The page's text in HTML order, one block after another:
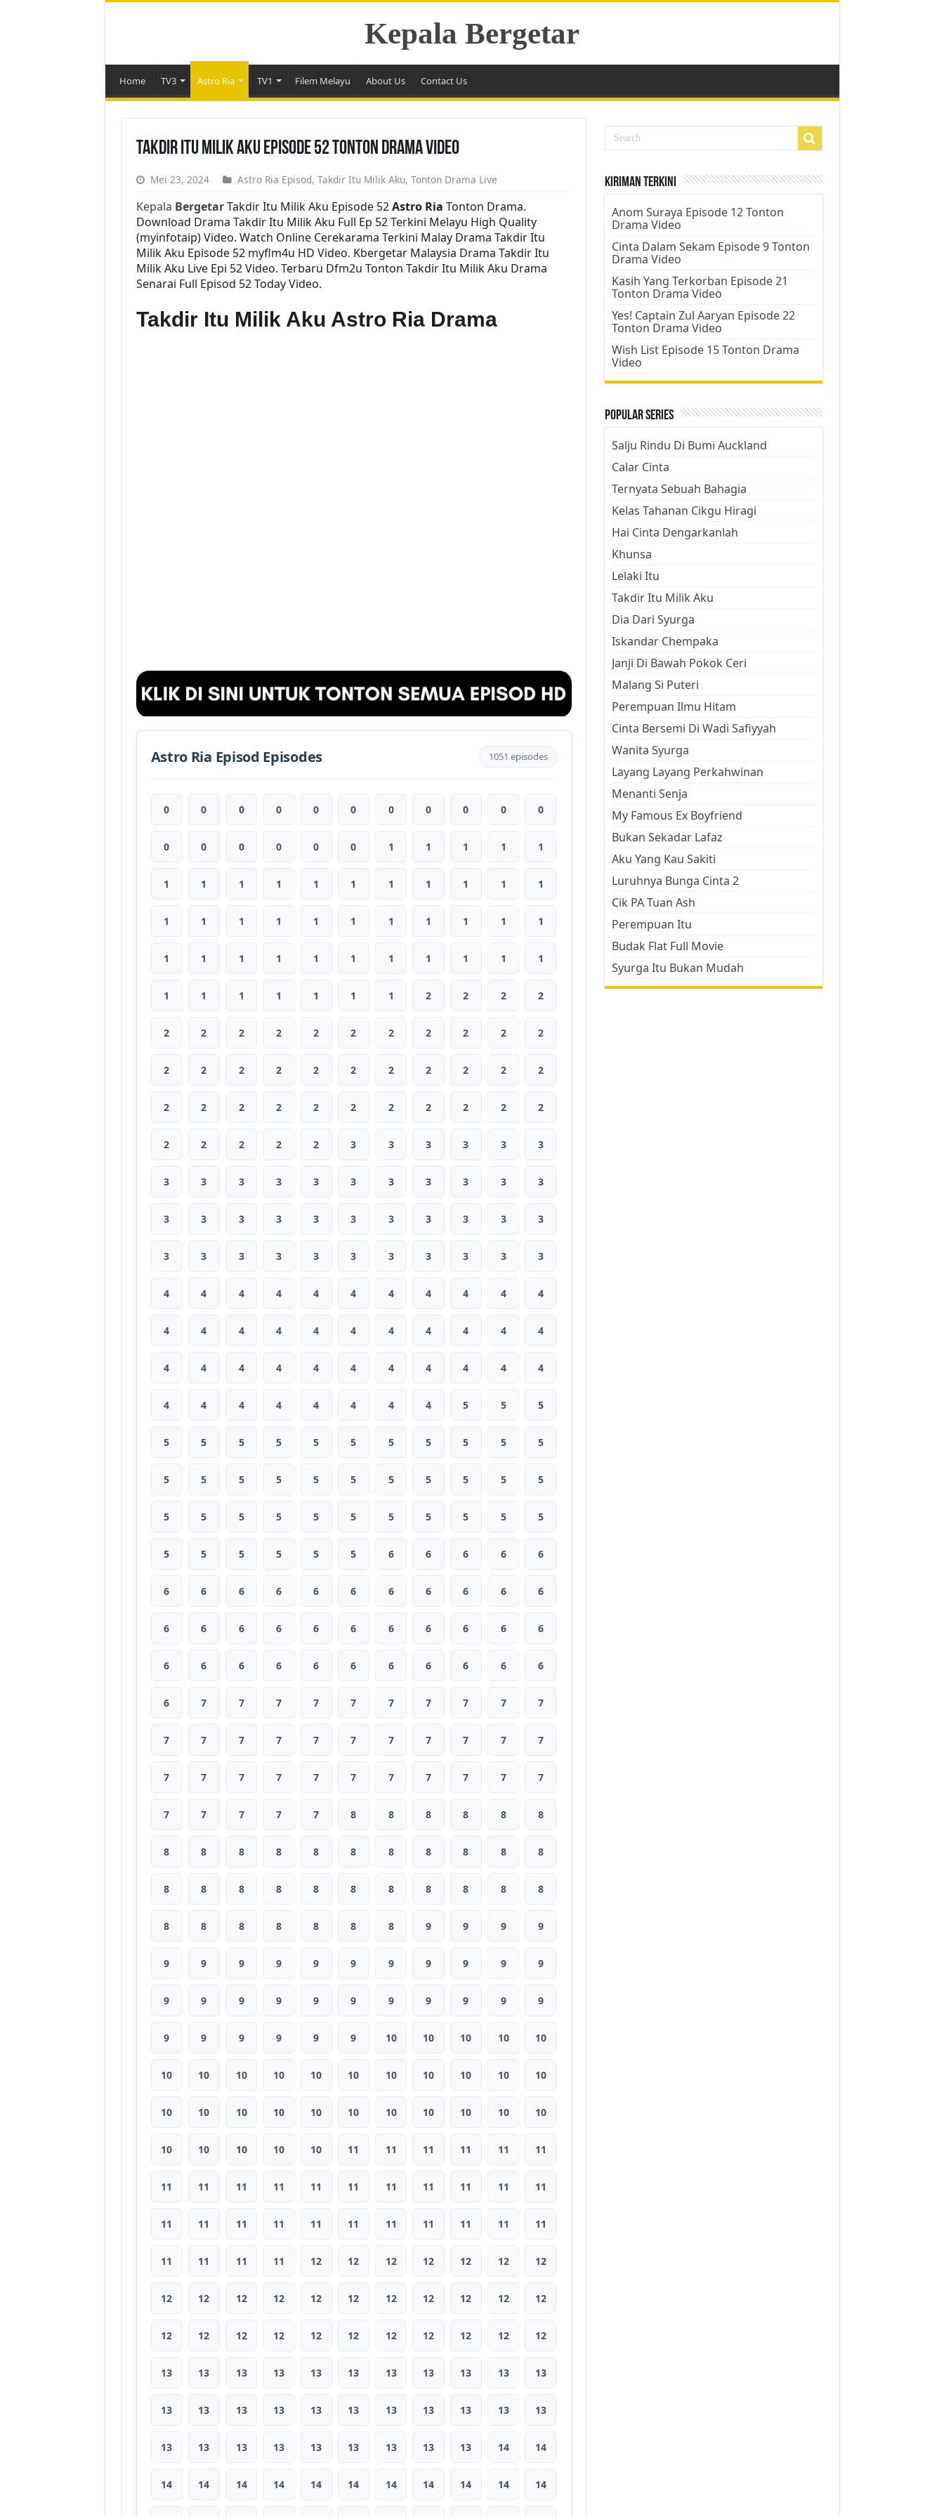
Kepala Bergetar
Home TV3 Astro Ria TV1 Filem Melayu About Us Contact Us
Takdir Itu Milik Aku Episode 52 Tonton Drama Video
Mei 23, 2024 Astro Ria Episod, Takdir Itu Milik Aku, Tonton Drama Live
Kepala BergetarTakdir Itu Milik Aku Episode 52Astro Ria Tonton Drama.
Download Drama Takdir Itu Milik Aku Full Ep 52 Terkini Melayu High Quality
(myinfotaip) Video. Watch Online Cerekarama Terkini Malay Drama Takdir Itu
Milik Aku Episode 52 myflm4u HD Video. Kbergetar Malaysia Drama Takdir Itu
Milik Aku Live Epi 52 Video. Terbaru Dfm2u Tonton Takdir Itu Milik Aku Drama
Senarai Full Episod 52 Today Video.
Takdir Itu Milik Aku Astro Ria Drama
Astro Ria Episod Episodes 1051 episodes
0 0 0 0 0 0 0 0 0 0 0
0 0 0 0 0 0 1 1 1 1 1
1 1 1 1 1 1 1 1 1 1 1
1 1 1 1 1 1 1 1 1 1 1
1 1 1 1 1 1 1 1 1 1 1
1 1 1 1 1 1 1 2 2 2 2
2 2 2 2 2 2 2 2 2 2 2
2 2 2 2 2 2 2 2 2 2 2
2 2 2 2 2 2 2 2 2 2 2
2 2 2 2 2 3 3 3 3 3 3
3 3 3 3 3 3 3 3 3 3 3
3 3 3 3 3 3 3 3 3 3 3
3 3 3 3 3 3 3 3 3 3 3
4 4 4 4 4 4 4 4 4 4 4
4 4 4 4 4 4 4 4 4 4 4
4 4 4 4 4 4 4 4 4 4 4
4 4 4 4 4 4 4 4 5 5 5
5 5 5 5 5 5 5 5 5 5 5
5 5 5 5 5 5 5 5 5 5 5
5 5 5 5 5 5 5 5 5 5 5
5 5 5 5 5 5 6 6 6 6 6
6 6 6 6 6 6 6 6 6 6 6
6 6 6 6 6 6 6 6 6 6 6
6 6 6 6 6 6 6 6 6 6 6
6 7 7 7 7 7 7 7 7 7 7
7 7 7 7 7 7 7 7 7 7 7
7 7 7 7 7 7 7 7 7 7 7
7 7 7 7 7 8 8 8 8 8 8
8 8 8 8 8 8 8 8 8 8 8
8 8 8 8 8 8 8 8 8 8 8
8 8 8 8 8 8 8 9 9 9 9
9 9 9 9 9 9 9 9 9 9 9
9 9 9 9 9 9 9 9 9 9 9
9 9 9 9 9 9 10 10 10 10 10
10 10 10 10 10 10 10 10 10 10 10
10 10 10 10 10 10 10 10 10 10 10
10 10 10 10 10 11 11 11 11 11 11
11 11 11 11 11 11 11 11 11 11 11
11 11 11 11 11 11 11 11 11 11 11
11 11 11 11 12 12 12 12 12 12 12
12 12 12 12 12 12 12 12 12 12 12
12 12 12 12 12 12 12 12 12 12 12
13 13 13 13 13 13 13 13 13 13 13
13 13 13 13 13 13 13 13 13 13 13
13 13 13 13 13 13 13 13 13 14 14
14 14 14 14 14 14 14 14 14 14 14
Kiriman Terkini
Anom Suraya Episode 12 Tonton
Drama Video
Cinta Dalam Sekam Episode 9 Tonton
Drama Video
Kasih Yang Terkorban Episode 21
Tonton Drama Video
Yes! Captain Zul Aaryan Episode 22
Tonton Drama Video
Wish List Episode 15 Tonton Drama
Video
Popular Series
Salju Rindu Di Bumi Auckland
Calar Cinta
Ternyata Sebuah Bahagia
Kelas Tahanan Cikgu Hiragi
Hai Cinta Dengarkanlah
Khunsa
Lelaki Itu
Takdir Itu Milik Aku
Dia Dari Syurga
Iskandar Chempaka
Janji Di Bawah Pokok Ceri
Malang Si Puteri
Perempuan Ilmu Hitam
Cinta Bersemi Di Wadi Safiyyah
Wanita Syurga
Layang Layang Perkahwinan
Menanti Senja
My Famous Ex Boyfriend
Bukan Sekadar Lafaz
Aku Yang Kau Sakiti
Luruhnya Bunga Cinta 2
Cik PA Tuan Ash
Perempuan Itu
Budak Flat Full Movie
Syurga Itu Bukan Mudah